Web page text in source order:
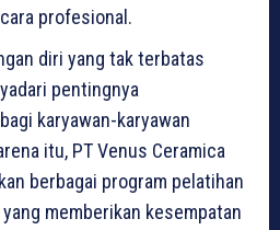
profesional.
diri yang tak terbatas
pentingnya
karyawan-karyawan
itu, PT Venus Ceramica
berbagai program pelatihan
memberikan kesempatan